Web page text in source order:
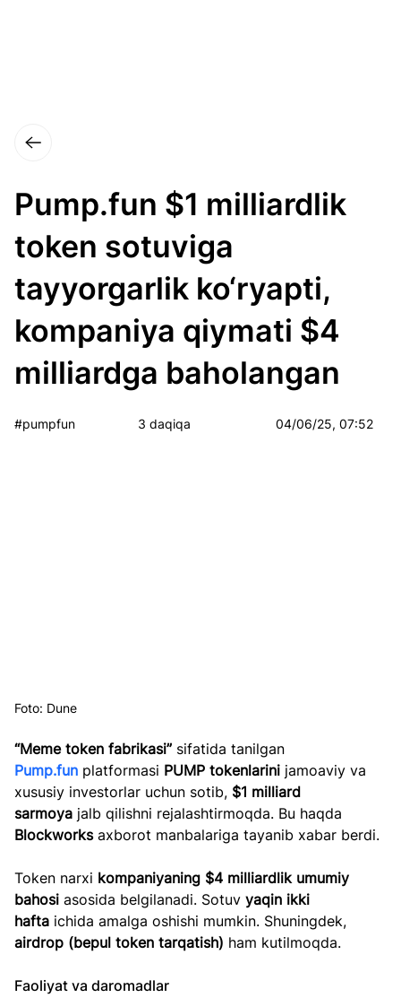
Pump.fun $1 milliardlik
token sotuviga
tayyorgarlik ko‘ryapti,
kompaniya qiymati $4
milliardga baholangan
#pumpfun 3 daqiqa 04/06/25, 07:52
Foto: Dune
“Meme token fabrikasi” sifatida tanilgan
Pump.fun platformasi PUMP tokenlarini jamoaviy va
xususiy investorlar uchun sotib, $1 milliard
sarmoya jalb qilishni rejalashtirmoqda. Bu haqda
Blockworks axborot manbalariga tayanib xabar berdi.
Token narxi kompaniyaning $4 milliardlik umumiy
bahosi asosida belgilanadi. Sotuv yaqin ikki
hafta ichida amalga oshishi mumkin. Shuningdek,
airdrop (bepul token tarqatish) ham kutilmoqda.
Faoliyat va daromadlar